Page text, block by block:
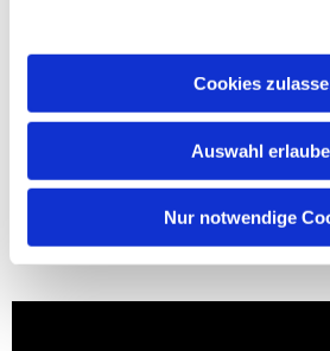
Cookies
Auswahl
Nur notwendige